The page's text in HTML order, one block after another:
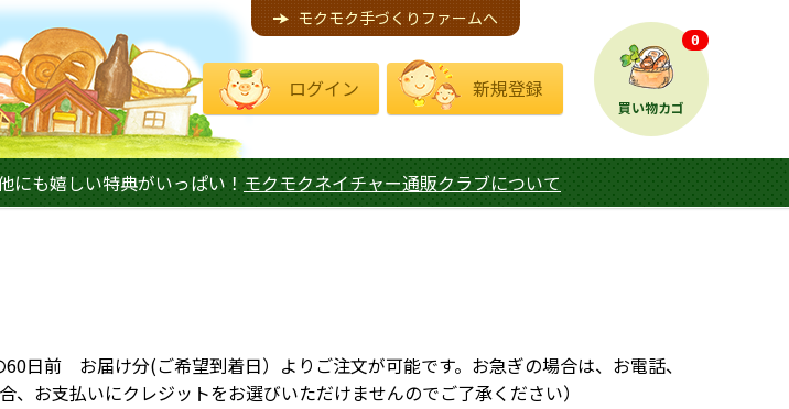
モクモク手づくりファームへ
ログイン 新規登録
買い物カゴ
0
も嬉しい特典がいっぱい！ モクモクネイチャー通販クラブについて
日前 お届け分(ご希望到着日）よりご注文が可能です。お急ぎの場合は、お電話、
、お支払いにクレジットをお選びいただけませんのでご了承ください）